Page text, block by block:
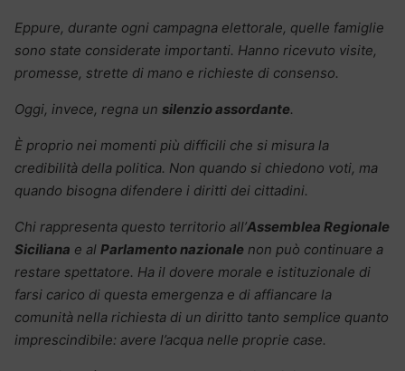
Eppure, durante ogni campagna elettorale, quelle famiglie
sono state considerate importanti. Hanno ricevuto visite,
promesse, strette di mano e richieste di consenso.
Oggi, invece, regna un silenzio assordante.
È proprio nei momenti più difficili che si misura la
credibilità della politica. Non quando si chiedono voti, ma
quando bisogna difendere i diritti dei cittadini.
Chi rappresenta questo territorio all’Assemblea Regionale
Siciliana e al Parlamento nazionale non può continuare a
restare spettatore. Ha il dovere morale e istituzionale di
farsi carico di questa emergenza e di affiancare la
comunità nella richiesta di un diritto tanto semplice quanto
imprescindibile: avere l’acqua nelle proprie case.